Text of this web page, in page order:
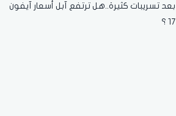
بعد تسريبات كثيرة..هل ترتفع آبل أسعار آيفون
17 ؟